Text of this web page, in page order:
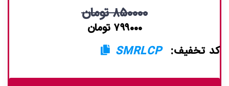
۸۵۰۰۰۰ تومان
۷۹۹۰۰۰ تومان
کد تخفیف: SMRLCP